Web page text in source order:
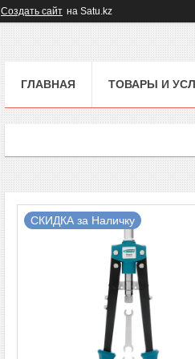
Создать сайт на Satu.kz
ГЛАВНАЯ ТОВАРЫ И
СКИДКА за Наличку